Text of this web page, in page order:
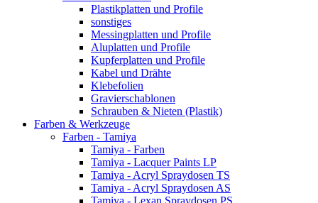
Plastikplatten und Profile
sonstiges
Messingplatten und Profile
Aluplatten und Profile
Kupferplatten und Profile
Kabel und Drähte
Klebefolien
Gravierschablonen
Schrauben & Nieten (Plastik)
Farben & Werkzeuge
Farben - Tamiya
Tamiya - Farben
Tamiya - Lacquer Paints LP
Tamiya - Acryl Spraydosen TS
Tamiya - Acryl Spraydosen AS
Tamiya - Lexan Spraydosen PS